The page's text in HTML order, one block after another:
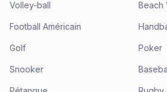
Volley-ball Beach
Football Américain
Golf Poker
Snooker